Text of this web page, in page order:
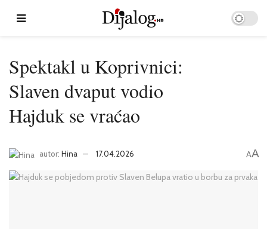
Spektakl u Koprivnici:
Slaven dvaput vodio
Hajduk se vraćao
autor: Hina 17.04.2026 AA